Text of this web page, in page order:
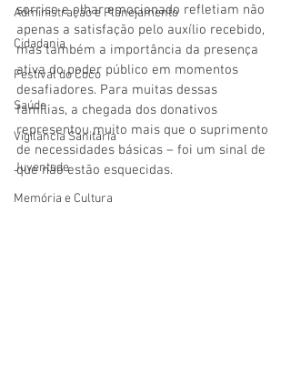
Administração e Planejamento
Cidadania
Festival do Coco
Saúde
Vigilãncia Sanitária
Juventude
Memória e Cultura
sorriso e olhar emocionado refletiam não
apenas a satisfação pelo auxílio recebido,
mas também a importância da presença
ativa do poder público em momentos
desafiadores. Para muitas dessas
famílias, a chegada dos donativos
representou muito mais que o suprimento
de necessidades básicas – foi um sinal de
que não estão esquecidas.